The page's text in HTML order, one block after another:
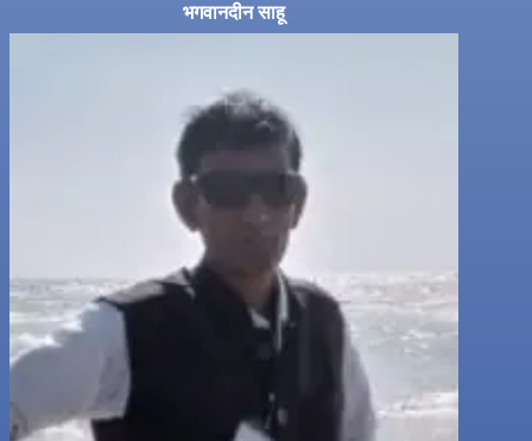
भगवानदीन साहू